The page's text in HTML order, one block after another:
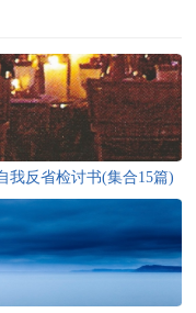
我反省检讨书(集合15篇)